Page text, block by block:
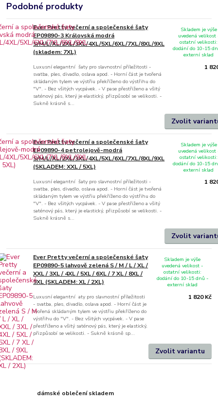
Podobné produkty
Ever Pretty večerní a společenské šaty
EP09890-3 Královská modrá
S/M/L/XL/2XL/3XL/4XL/5XL/6XL/7XL/8XL/9XL
(skladem: 7XL)
Luxusní elegantní šaty pro slavnostní příležitosti -
svatba, ples, divadlo, oslava apod. - Horní část je tvořená
skládaným tylem ve výstřiu překříženo do výstřihu do
"V". - Bez všitých vycpávek. - V pase přestřiženo a všitý
saténový pás, který je elastický, přizpůsobí se velikosti. -
Sukně krásně s...
1
Skladem je výše
uvedená velikost
ostatní velikosti:
dodání do 10-15
externí sklad
Zvolit
Ever Pretty večerní a společenské šaty
EP09890-4 petrolejově-modrá
S/M/L/XL/2XL/3XL/4XL/5XL/6XL/7XL/8XL/9XL
(SKLADEM: XXL / 5XL)
Luxusní elegantní šaty pro slavnostní příležitosti -
svatba, ples, divadlo, oslava apod. - Horní část je tvořená
skládaným tylem ve výstřiu překříženo do výstřihu do
"V". - Bez všitých vycpávek. - V pase přestřiženo a všitý
saténový pás, který je elastický, přizpůsobí se velikosti. -
Sukně krásně s...
1
Skladem je výše
uvedená velikost
ostatní velikosti:
dodání do 10-15
externí sklad
Zvolit
Ever Pretty večerní a společenské šaty
EP09890-5 lahvově zelená S / M / L / XL /
XXL / 3XL / 4XL / 5XL / 6XL / 7 XL / 8XL /
9XL (SKLADEM: XL / 2XL)
Luxusní elegantní aty pro slavnostní příležitosti
- svatba, ples, divadlo, oslava apod. - Horní část je
tvořená skládaným tylem ve výstřiu překříženo do
výstřihu do "V". - Bez všitých vycpávek. - V pase
přestřiženo a všitý saténový pás, který je elastický,
přizpůsobí se velikosti. - Sukně krásně sp...
1 820 Kč
Skladem je výše
uvedená velikost -
ostatní velikosti:
dodání do 10-15 dnů -
externí sklad
Zvolit variantu
dámské oblečení skladem